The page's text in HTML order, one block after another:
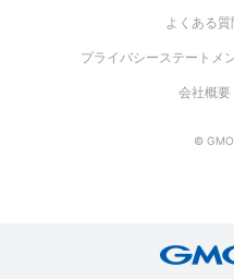
よくある質
プライバシーステートメ
会社概要
©